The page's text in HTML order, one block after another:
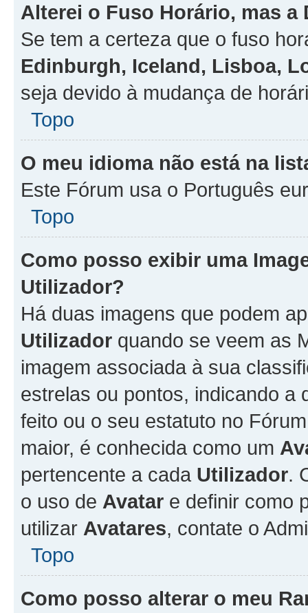
Alterei o Fuso Horário, mas a
Se tem a certeza que o fuso
Edinburgh, Iceland, Lisboa,
seja devido à mudança de
Topo
O meu idioma não está na
Este Fórum usa o Português
Topo
Como posso exibir uma
Utilizador?
Há duas imagens que podem
Utilizador quando se veem as
imagem associada à sua
estrelas ou pontos, indicando a
feito ou o seu estatuto no
maior, é conhecida como um
pertencente a cada Utilizador.
o uso de Avatar e definir como
utilizar Avatares, contate o
Topo
Como posso alterar o meu